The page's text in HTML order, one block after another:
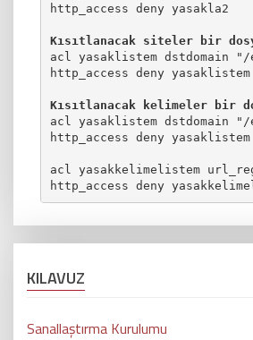
http_access deny yasakla2
Kısıtlanacak siteler bir
acl yasaklistem dstdomain
http_access deny yasaklistem
Kısıtlanacak kelimeler bir
acl yasaklistem dstdomain
http_access deny yasaklistem
acl yasakkelimelistem
KILAVUZ
Sanallaştırma Kurulumu